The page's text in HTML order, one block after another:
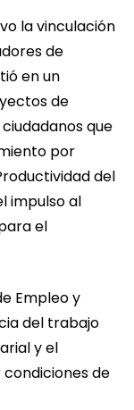
la vinculación
de
en un
de
que
por
del
impulso al
el
Empleo y
del trabajo
y el
de